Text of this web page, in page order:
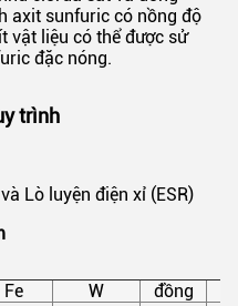
axit sunfuric có nồng độ
vật liệu có thể được sử
đặc nóng.
trình
Lò luyện điện xỉ (ESR)
Fe W
đồng